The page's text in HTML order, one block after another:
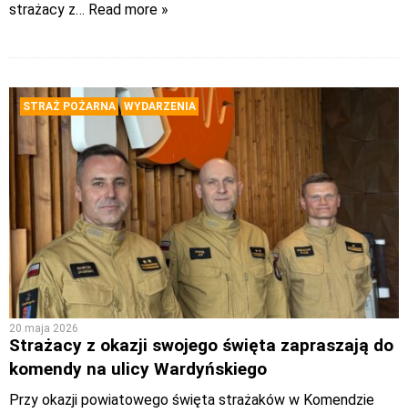
strażacy z… Read more »
STRAŻ POŻARNA WYDARZENIA
20 maja 2026
Strażacy z okazji swojego święta zapraszają do
komendy na ulicy Wardyńskiego
Przy okazji powiatowego święta strażaków w Komendzie